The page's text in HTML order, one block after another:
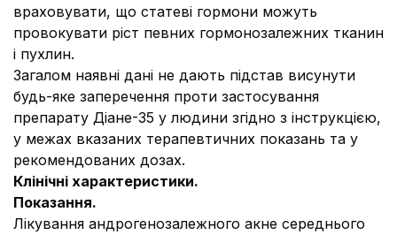
враховувати, що статеві гормони можуть
провокувати ріст певних гормонозалежних тканин
і пухлин.
Загалом наявні дані не дають підстав висунути
будь-яке заперечення проти застосування
препарату Діане-35 у людини згідно з інструкцією,
у межах вказаних терапевтичних показань та у
рекомендованих дозах.
Клінічні характеристики.
Показання.
Лікування андрогенозалежного акне середнього